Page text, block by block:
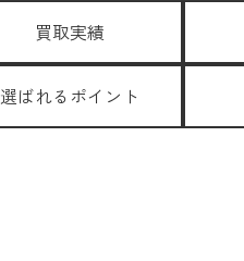
買取実績
選ばれるポイント